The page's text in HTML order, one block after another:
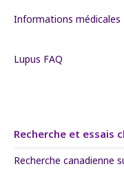
Informations médicales
Lupus FAQ
Recherche et essais
Recherche canadienne